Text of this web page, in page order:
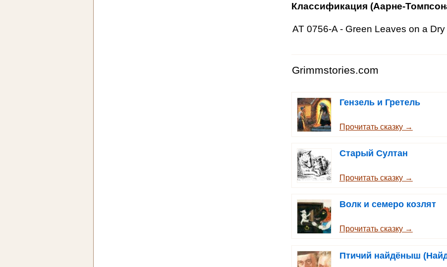
Классификация (Аарне-
AT 0756-A - Green Leaves on a Dry
Grimmstories.com
Гензель и Гретель
Прочитать сказку →
Старый Султан
Прочитать сказку →
Волк и семеро козлят
Прочитать сказку →
Птичий найдёныш